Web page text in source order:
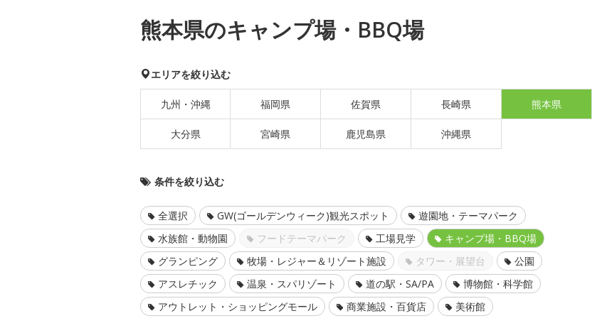
熊本県のキャンプ場・BBQ場
エリアを絞り込む
九州・沖縄 福岡県 佐賀県 長崎県 熊本県
大分県 宮崎県 鹿児島県 沖縄県
条件を絞り込む
全選択 GW(ゴールデンウィーク)観光スポット
遊園地・テーマパーク
水族館・動物園
フードテーマパーク 工場見学
キャンプ場・BBQ場
グランピング
牧場・レジャー＆リゾート施設 タワー・展望台
公園
アスレチック
温泉・スパリゾート 道の駅・SA/PA
博物館・科学館
アウトレット・ショッピングモール
商業施設・百貨店 美術館